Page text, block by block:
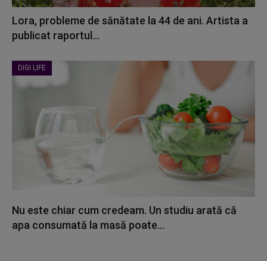
Lora, probleme de sănătate la 44 de ani. Artista a
publicat raportul...
DIGI LIFE
Nu este chiar cum credeam. Un studiu arată că
apa consumată la masă poate...